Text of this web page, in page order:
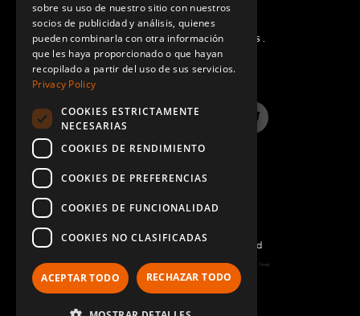
PREGUNTAS MÁS FRECUENTES.
LinkedIn InstagramTwitter
©2022 FlexQube – All rights reserved
Page generated: Sat Aug 08 2026 07:39:25 GMT+0000 (Coordinated Universal Time)
Política y Términos
sobre su uso de nuestro sitio con nuestros
socios de publicidad y análisis, quienes
pueden combinarla con otra información
que les haya proporcionado o que hayan
recopilado a partir del uso de sus servicios.
Privacy Policy
COOKIES ESTRICTAMENTE
NECESARIAS
COOKIES DE RENDIMIENTO
COOKIES DE PREFERENCIAS
COOKIES DE FUNCIONALIDAD
COOKIES NO CLASIFICADAS
ACEPTAR TODO RECHAZAR TODO